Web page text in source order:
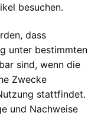
besuchen.
dass
unter bestimmten
sind, wenn die
Zwecke
stattfindet.
und Nachweise